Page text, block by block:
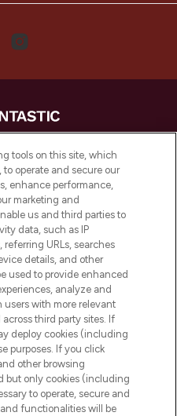
de ultieme online
Europa, met de
haarproducten en
200 topmerken.
app, met gratis
vanaf €40.
My Personal
tools on this site, which
operate and secure our
enhance performance,
marketing and
us and third parties to
data, such as IP
URLs, searches
details, and other
used to provide enhanced
analyze and
users with more relevant
third party sites. If
deploy cookies (including
purposes. If you click
other browsing
but only cookies (including
to operate, secure and
functionalities will be